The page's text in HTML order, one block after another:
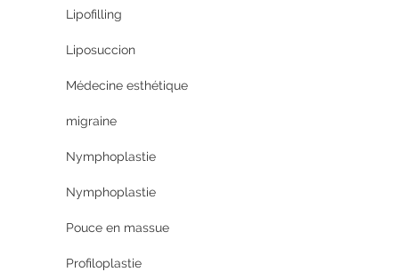
Lipofilling
Liposuccion
Médecine esthétique
migraine
Nymphoplastie
Nymphoplastie
Pouce en massue
Profiloplastie